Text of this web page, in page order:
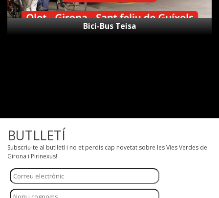
Bici-Bus Teisa
BUTLLETÍ
Subscriu-te al butlletí i no et perdis cap novetat sobre les Vies Verdes de
Girona i Pirinexus!